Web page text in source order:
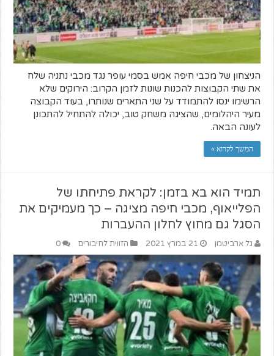
הניצחון של מכבי חיפה אמש בסמי עופר נגד מכבי נתניה שלח
את שתי הקבוצות להכנות שונות לזמן הקרוב: הירוקים שלא
הרשימו ינסו להתמודד על שני התארים שנותרו, בעוד הקבוצה
מעיר היהלומים, שהציגה משחק טוב, יכולה להתחיל להתכונן
לעונה הבאה.
המשך לקרוא »
תמיד הוא בא בזמן: לקראת פתיחתו של
הפלייאוף, מכבי חיפה מציגה – כך מעמיקים את
הסגל גם מחוץ לחלון ההעברות
גל ארביטמן 21 במרץ 2021 הזווית לחיבורים 0